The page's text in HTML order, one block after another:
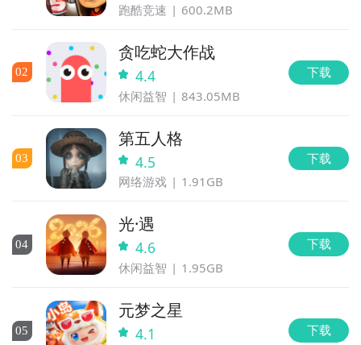
跑酷竞速 600.2MB
02
贪吃蛇大作战
4.4
休闲益智 843.05MB
下载
03
第五人格
4.5
网络游戏 1.91GB
下载
04
光·遇
4.6
休闲益智 1.95GB
下载
05
元梦之星
4.1 下载